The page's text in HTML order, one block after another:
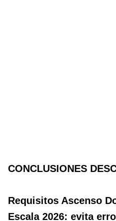
CONCLUSIONES
Requisitos Ascenso
Escala 2026: evita